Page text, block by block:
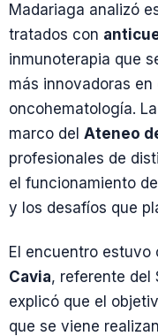
Madariaga analizó
tratados con
inmunoterapia que
más innovadoras
oncohematología.
marco del Ateneo
profesionales de
el funcionamiento
y los desafíos que
El encuentro estuvo
Cavia, referente del
explicó que el
que se viene